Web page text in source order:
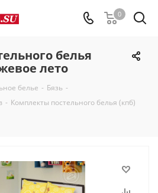
0
белья
лето
белье - Бязь -
- Комплекты постельного белья (кпб)